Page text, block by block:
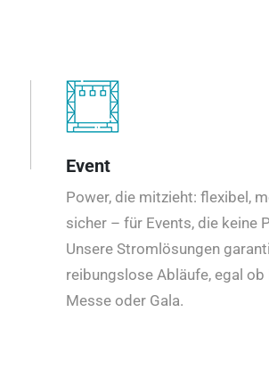
Event
Power, die mitzieht: flexibel,
sicher – für Events, die keine
Unsere Stromlösungen
reibungslose Abläufe, egal ob
Messe oder Gala.